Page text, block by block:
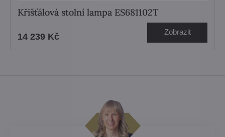
Křišťálová stolní lampa ES681102T
14 239 Kč Zobrazit